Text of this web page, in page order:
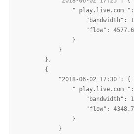
" play.live.com
"bandwidth":
"flow":
                }
            }
        },
        {
            "2018-06-02 17:30": {
" play.live.com
"bandwidth":
"flow":
                }
            }